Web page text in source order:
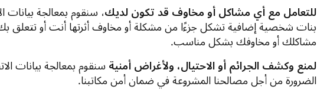
للتعامل مع أي مشاكل أو مخاوف قد تكون لديك، سنقوم بمعالجة
بنات شخصية إضافية تشكل جزءًا من مشكلة أو مخاوف أثرتها أنت أو تتعلق
مشاكلك أو مخاوفك بشكل مناسب.
لمنع وكشف الجرائم أو الاحتيال، ولأغراض أمنيةسنقوم بمعالجة بيانات
الضرورة من أجل مصالحنا المشروعة في ضمان أمن مكاتبنا.